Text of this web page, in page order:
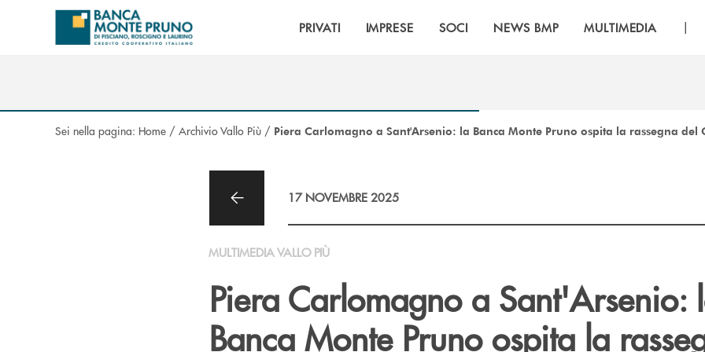
Salta al contenuto principale
PRIVATI IMPRESE SOCI NEWS BMP MULTIMEDIA |
Sei nella pagina: Home / Archivio Vallo Più / Piera Carlomagno a Sant'Arsenio: la Banca Monte Pruno ospita la rassegna del
17 NOVEMBRE 2025
MULTIMEDIA VALLO PIÙ
Piera Carlomagno a Sant'Arsenio:
Banca Monte Pruno ospita la